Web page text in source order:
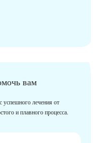
вам
успешного лечения от
и плавного процесса.